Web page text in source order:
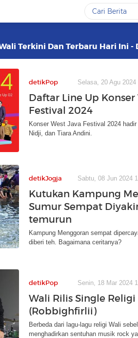
Terkini Dan Terbaru Hari Ini -
detikPop Selasa, 20 Agu 2024
Daftar Line Up Konser
Festival 2024
Konser West Java Festival 2024
Nidji, dan Tiara Andini.
detikJogja Sabtu, 08 Jun 2024
Kutukan Kampung
Sumur Sempat
temurun
Kampung Menggoran sempat
diberi teh. Bagaimana ceritanya?
detikPop Senin, 18 Mar 2024
Wali Rilis Single
(Robbighfirlii)
Berbeda dari lagu-lagu religi Wali
menghadirkan sentuhan musik rock